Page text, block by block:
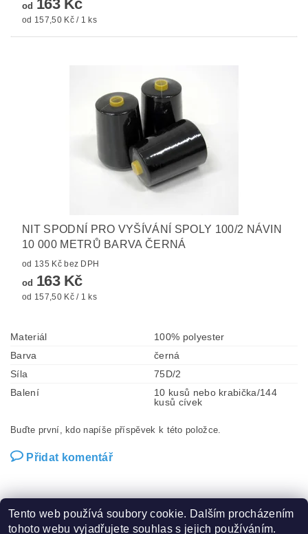
od 163 Kč
od 157,50 Kč / 1 ks
NIT SPODNÍ PRO VYŠÍVÁNÍ SPOLY 100/2 NÁVIN
10 000 METRŮ BARVA ČERNÁ
od 135 Kč bez DPH
od 163 Kč
od 157,50 Kč / 1 ks
Materiál
100% polyester
Barva
černá
Síla
75D/2
Balení
10 kusů nebo krabička/144
kusů cívek
Buďte první, kdo napíše příspěvek k této položce.
Přidat komentář
Tento web používá soubory cookie. Dalším procházením
tohoto webu vyjadřujete souhlas s jejich používáním.